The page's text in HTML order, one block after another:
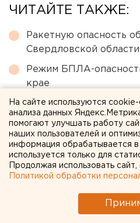
ЧИТАЙТЕ ТАКЖЕ:
Ракетную опасность
Свердловской области
Режим БПЛА-
крае
В Екатеринбурге
Чем опасны ракеты
Украина атаковала
Численность
постепенно сократить
На сайте используются
анализа данных
помогают улучшать работу
наших пользователей и
информация обрабатывается
используется только для
Продолжая использовать
Политикой обработки